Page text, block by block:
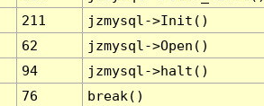
211
jzmysql->Init()
62
jzmysql->Open()
94
jzmysql->halt()
76 break()